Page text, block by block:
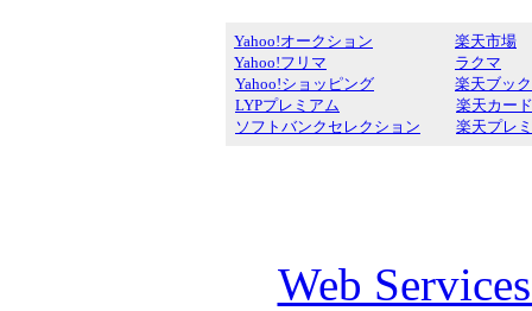
Yahoo!オークション
Yahoo!フリマ
Yahoo!ショッピング
LYPプレミアム
ソフトバンクセレクション
楽天市場
ラクマ
楽天ブッ
楽天カード
楽天プレ
Web